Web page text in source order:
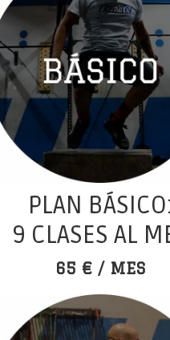
PLAN BÁSICO:
9 CLASES AL
65 € / MES